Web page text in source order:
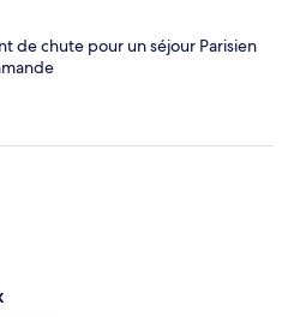
de chute pour un séjour Parisien